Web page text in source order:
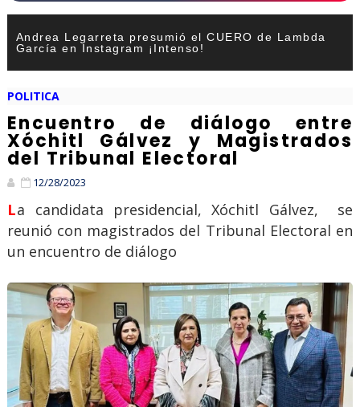
Andrea Legarreta presumió el CUERO de Lambda
García en Instagram ¡Intenso!
POLITICA
Encuentro de diálogo entre
Xóchitl Gálvez y Magistrados
del Tribunal Electoral
12/28/2023
La candidata presidencial, Xóchitl Gálvez, se
reunió con magistrados del Tribunal Electoral en
un encuentro de diálogo